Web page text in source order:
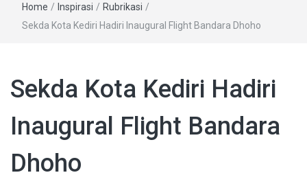
Home / Inspirasi / Rubrikasi /
Sekda Kota Kediri Hadiri Inaugural Flight Bandara Dhoho
Sekda Kota Kediri Hadiri
Inaugural Flight Bandara
Dhoho